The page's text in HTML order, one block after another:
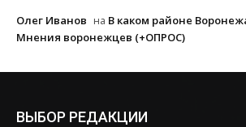
Олег Иванов на В каком районе
Мнения воронежцев (+ОПРОС)
ВЫБОР РЕДАКЦИИ